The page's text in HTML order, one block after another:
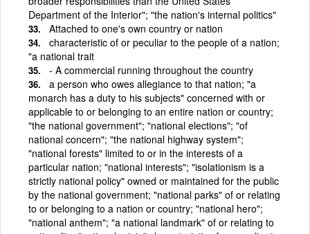
Department of the Interior"; "the nation's internal politics"
Attached to one's own country or nation
characteristic of or peculiar to the people of a nation;
"a national trait
- A commercial running throughout the country
a person who owes allegiance to that nation; "a
monarch has a duty to his subjects" concerned with or
applicable to or belonging to an entire nation or country;
"the national government"; "national elections"; "of
national concern"; "the national highway system";
"national forests" limited to or in the interests of a
particular nation; "national interests"; "isolationism is a
strictly national policy" owned or maintained for the public
by the national government; "national parks" of or relating
to or belonging to a nation or country; "national hero";
"national anthem"; "a national landmark" of or relating to